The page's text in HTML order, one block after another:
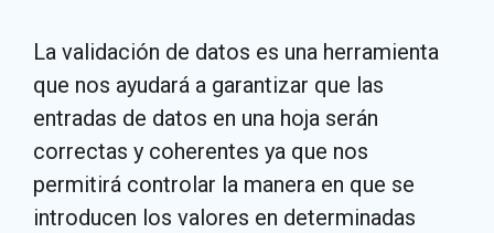
La validación de datos es una herramienta
que nos ayudará a garantizar que las
entradas de datos en una hoja serán
correctas y coherentes ya que nos
permitirá controlar la manera en que se
introducen los valores en determinadas